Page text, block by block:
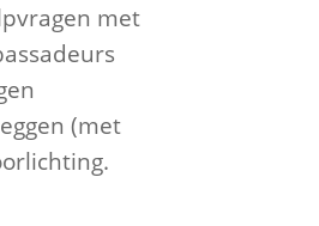
met
(met